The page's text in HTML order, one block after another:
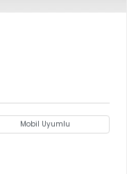
Mobil Uyumlu